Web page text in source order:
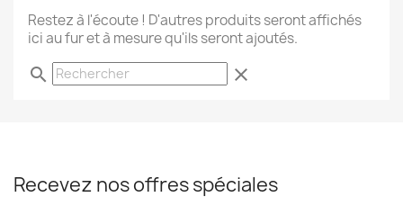
Restez à l'écoute ! D'autres produits seront affichés
ici au fur et à mesure qu'ils seront ajoutés.
search clear
Recevez nos offres spéciales